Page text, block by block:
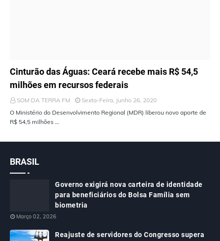
ÚLTIMAS NOTÍCIAS
Cinturão das Águas: Ceará recebe mais R$ 54,5
milhões em recursos federais
SOM DA TERRA FM
Sexta-Feira, Junho 26, 2020
O Ministério do Desenvolvimento Regional (MDR) liberou novo aporte de
R$ 54,5 milhões …
BRASIL
Governo exigirá nova carteira de identidade
para beneficiários do Bolsa Família sem
biometria
Março 02, 2026
Reajuste de servidores do Congresso supera